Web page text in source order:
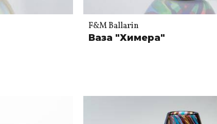
F&M Ballarin
Ваза "Химера"